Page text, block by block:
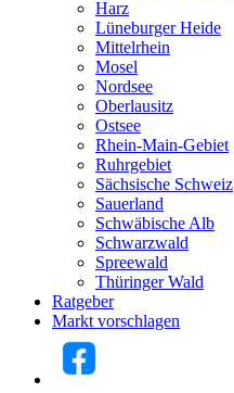
Harz
Lüneburger Heide
Mittelrhein
Mosel
Nordsee
Oberlausitz
Ostsee
Rhein-Main-Gebiet
Ruhrgebiet
Sächsische Schweiz
Sauerland
Schwäbische Alb
Schwarzwald
Spreewald
Thüringer Wald
Ratgeber
Markt vorschlagen